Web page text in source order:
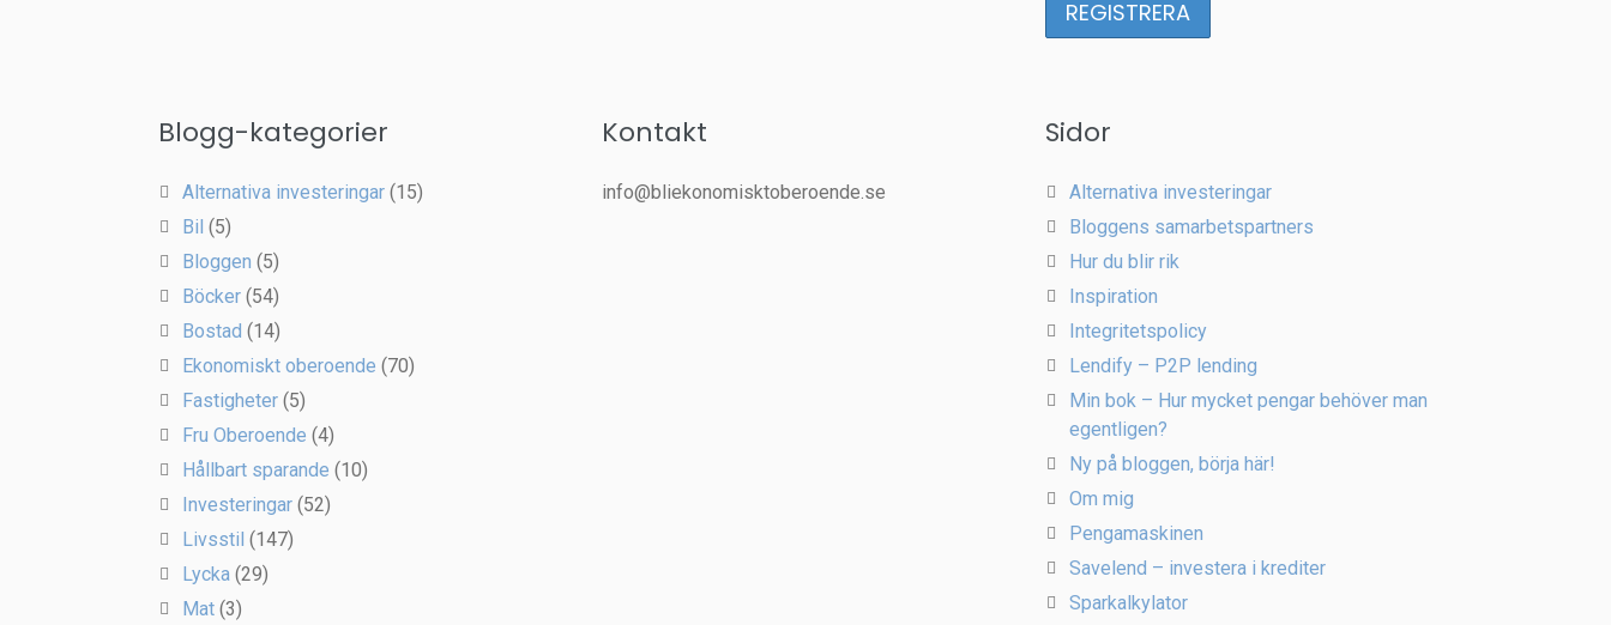
Blogg-kategorier
Alternativa investeringar (15)
Bil (5)
Bloggen (5)
Böcker (54)
Bostad (14)
Ekonomiskt oberoende (70)
Fastigheter (5)
Fru Oberoende (4)
Hållbart sparande (10)
Investeringar (52)
Livsstil (147)
Lycka (29)
Mat (3)
Kontakt
info@bliekonomisktoberoende.se
Sidor
Alternativa investeringar
Bloggens samarbetspartners
Hur du blir rik
Inspiration
Integritetspolicy
Lendify – P2P lending
Min bok – Hur mycket pengar behöver man
egentligen?
Ny på bloggen, börja här!
Om mig
Pengamaskinen
Savelend – investera i krediter
Sparkalkylator